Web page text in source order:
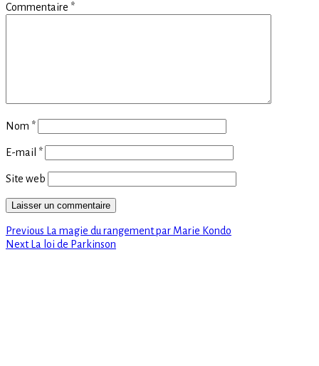
Commentaire *
Nom *
E-mail *
Site web
Navigation
de
Previous Previous
post:
La magie du rangement par Marie Kondo
Next Next
La loi de Parkinson